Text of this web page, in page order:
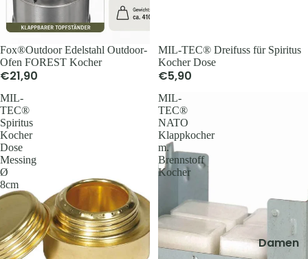
Caps,
Damen
Fox®Outdoor Edelstahl Outdoor-
Ofen FOREST Kocher
€21,90
MIL-TEC® Dreifuss für Spiritus
Kocher Dose
€5,90
MIL-
TEC®
Spiritus
Kocher
Dose
Messing
Ø
8cm
MIL-
TEC®
NATO
Klappkocher
m.
Brennstoff
Kocher